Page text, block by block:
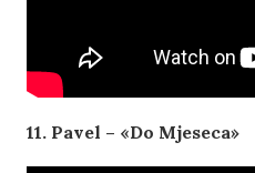
11. Pavel – «Do Mjeseca»